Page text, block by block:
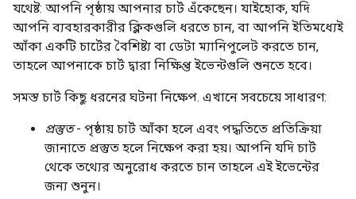
যথেষ্ট: আপনি পৃষ্ঠায় আপনার চার্ট এঁকেছেন। যাইহোক, যদি
আপনি ব্যবহারকারীর ক্লিকগুলি ধরতে চান, বা আপনি ইতিমধ্যেই
আঁকা একটি চার্টের বৈশিষ্ট্য বা ডেটা ম্যানিপুলেট করতে চান,
তাহলে আপনাকে চার্ট দ্বারা নিক্ষিপ্ত ইভেন্টগুলি শুনতে হবে।
সমস্ত চার্ট কিছু ধরনের ঘটনা নিক্ষেপ. এখানে সবচেয়ে সাধারণ:
প্রস্তুত- পৃষ্ঠায় চার্ট আঁকা হলে এবং পদ্ধতিতে প্রতিক্রিয়া
জানাতে প্রস্তুত হলে নিক্ষেপ করা হয়। আপনি যদি চার্ট
থেকে তথ্যের অনুরোধ করতে চান তাহলে এই ইভেন্টের
জন্য শুনুন।